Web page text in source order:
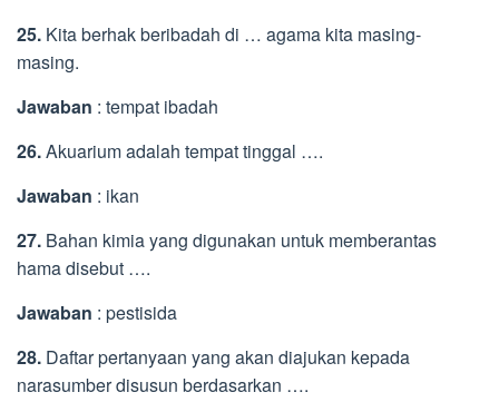
25. Kita berhak beribadah di … agama kita masing-
masing.
Jawaban : tempat ibadah
26.Akuarium adalah tempat tinggal ….
Jawaban : ikan
27. Bahan kimia yang digunakan untuk memberantas
hama disebut ….
Jawaban : pestisida
28. Daftar pertanyaan yang akan diajukan kepada
narasumber disusun berdasarkan ….